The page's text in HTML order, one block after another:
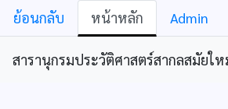
ย้อนกลับ หน้าหลัก Admin
สารานุกรมประวัติศาสตร์สากลสมัยให